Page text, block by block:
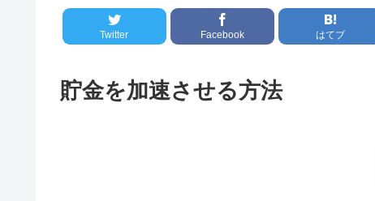
Twitter Facebook はてブ
貯金を加速させる方法